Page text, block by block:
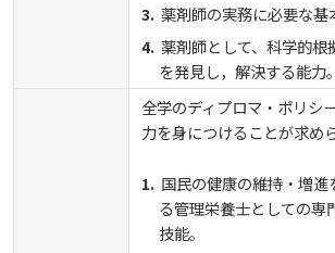
薬剤師の実務に必要な基
薬剤師として、科学的根
を発見し，解決する能力。
全学のディプロマ・ポリシ
力を身につけることが求め
国民の健康の維持・増進
る管理栄養士としての専
技能。